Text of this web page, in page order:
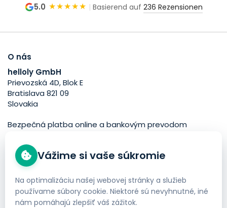
5.0 ★★★★★ | Basierend auf 236 Rezensionen
O nás
helloly GmbH
Prievozská 4D, Blok E
Bratislava 821 09
Slovakia
Bezpečná platba online a bankovým prevodom
Ceny vrátane 20 % DPH.
Vážime si vaše súkromie
Na optimalizáciu našej webovej stránky a služieb
používame súbory cookie. Niektoré sú nevyhnutné, iné
nám pomáhajú zlepšiť váš zážitok.